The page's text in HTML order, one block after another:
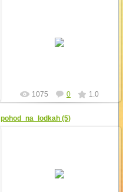
1075 0 1.0
pohod_na_lodkah (5)